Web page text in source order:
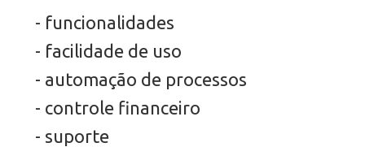
- funcionalidades
- facilidade de uso
- automação de processos
- controle financeiro
- suporte